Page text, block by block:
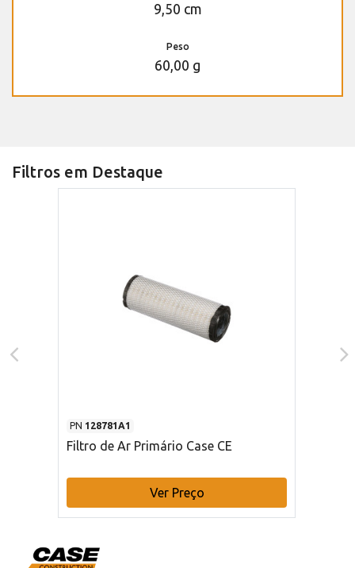
9,50 cm
Peso
60,00 g
Filtros em Destaque
PN 128781A1
Filtro de Ar Primário Case CE
Ver Preço